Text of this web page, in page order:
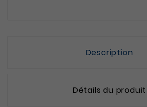
Description
Détails du produit